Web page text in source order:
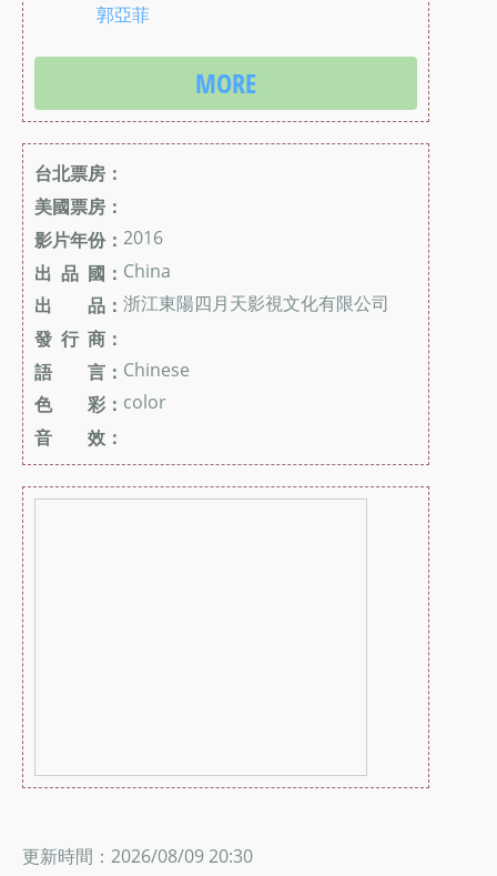
郭亞菲
MORE
台北票房：
美國票房：
影片年份： 2016
出 品 國： China
出 品： 浙江東陽四月天影視文化有限公司
發 行 商：
語 言： Chinese
色 彩： color
音 效：
更新時間：2026/08/09 20:30